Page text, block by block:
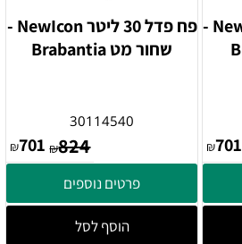
פח פדל 30 ליטר NewIcon -
₪701
פח פדל 30 ליטר NewIcon -
שחור מט Brabantia
30114540
₪824
₪701
פרטים נוספים
הוסף לסל